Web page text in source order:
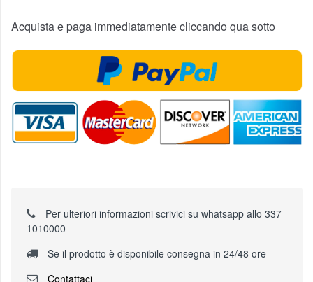
Acquista e paga immediatamente cliccando qua sotto
Per ulteriori informazioni scrivici su whatsapp allo 337
1010000
Se il prodotto è disponibile consegna in 24/48 ore
Contattaci